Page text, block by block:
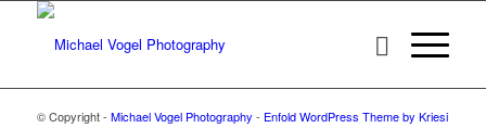
© Copyright - Michael Vogel Photography - Enfold WordPress Theme by Kriesi